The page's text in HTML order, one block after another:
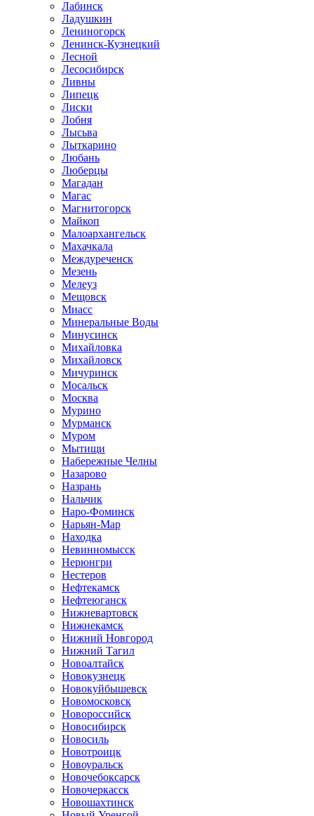
Лабинск
Ладушкин
Лениногорск
Ленинск-Кузнецкий
Лесной
Лесосибирск
Ливны
Липецк
Лиски
Лобня
Лысьва
Лыткарино
Любань
Люберцы
Магадан
Магас
Магнитогорск
Майкоп
Малоархангельск
Махачкала
Междуреченск
Мезень
Мелеуз
Мещовск
Миасс
Минеральные Воды
Минусинск
Михайловка
Михайловск
Мичуринск
Мосальск
Москва
Мурино
Мурманск
Муром
Мытищи
Набережные Челны
Назарово
Назрань
Нальчик
Наро-Фоминск
Нарьян-Мар
Находка
Невинномысск
Нерюнгри
Нестеров
Нефтекамск
Нефтеюганск
Нижневартовск
Нижнекамск
Нижний Новгород
Нижний Тагил
Новоалтайск
Новокузнецк
Новокуйбышевск
Новомосковск
Новороссийск
Новосибирск
Новосиль
Новотроицк
Новоуральск
Новочебоксарск
Новочеркасск
Новошахтинск